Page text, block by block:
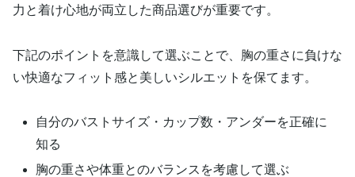
力と着け心地が両立した商品選びが重要です。
下記のポイントを意識して選ぶことで、胸の重さに負けな
い快適なフィット感と美しいシルエットを保てます。
自分のバストサイズ・カップ数・アンダーを正確に
知る
胸の重さや体重とのバランスを考慮して選ぶ